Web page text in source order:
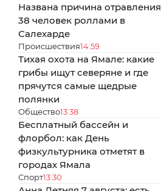
Названа причина отравления
38 человек роллами в
Салехарде
Происшествия14:59
Тихая охота на Ямале: какие
грибы ищут северяне и где
прячутся самые щедрые
полянки
Общество13:38
Бесплатный бассейн и
флорбол: как День
физкультурника отметят в
городах Ямала
Спорт13:30